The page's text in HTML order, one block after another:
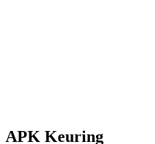
APK Keuring